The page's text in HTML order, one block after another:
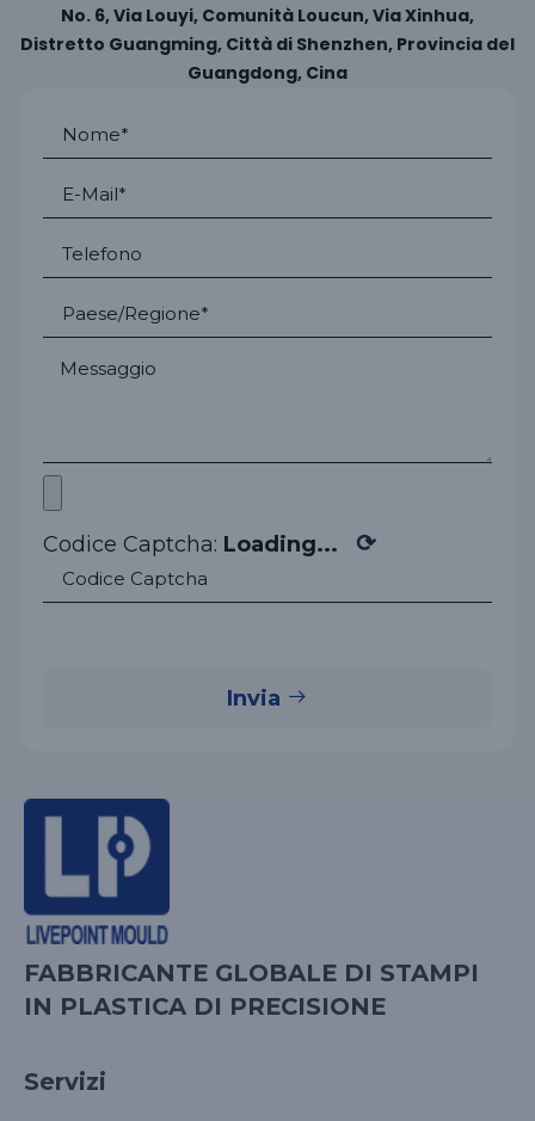
No. 6, Via Louyi, Comunità Loucun, Via Xinhua,
Distretto Guangming, Città di Shenzhen, Provincia del
Guangdong, Cina
Codice Captcha: Loading... ⟳
Invia
FABBRICANTE GLOBALE DI STAMPI
IN PLASTICA DI PRECISIONE
Servizi